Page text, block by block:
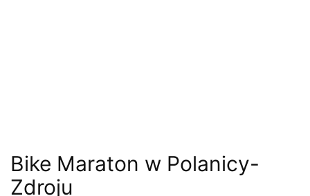
Bike Maraton w Polanicy-
Zdroju